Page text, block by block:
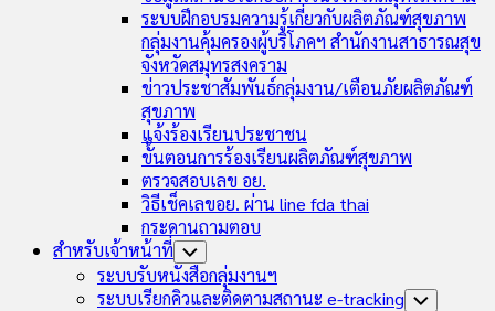
Menu
ระบบฝึกอบรมความรู้เกี่ยวกับผลิตภัณฑ์สุขภาพ
กลุ่มงานคุ้มครองผู้บริโภคฯ สำนักงานสาธารณสุข
จังหวัดสมุทรสงคราม
ข่าวประชาสัมพันธ์กลุ่มงาน/เตือนภัยผลิตภัณฑ์
สุขภาพ
แจ้งร้องเรียนประชาชน
ขั้นตอนการร้องเรียนผลิตภัณฑ์สุขภาพ
ตรวจสอบเลข อย.
วิธีเช็คเลขอย. ผ่าน line fda thai
กระดานถามตอบ
สำหรับเจ้าหน้าที่ Toggle
Child
Menu
ระบบรับหนังสือกลุ่มงานฯ
ระบบเรียกคิวและติดตามสถานะ e-tracking Toggle